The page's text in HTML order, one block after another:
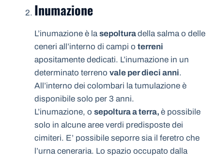
Inumazione
L’inumazione è lasepolturadella salma o delle
ceneri all’interno di campi o terreni
apositamente dedicati. L’inumazione in un
determinato terreno vale per dieci anni.
All’interno dei colombari la tumulazione è
disponibile solo per 3 anni.
L’inumazione, o sepoltura a terra, è possibile
solo in alcune aree verdi predisposte dei
cimiteri. E’ possibile seporre sia il feretro che
l’urna ceneraria. Lo spazio occupato dalla